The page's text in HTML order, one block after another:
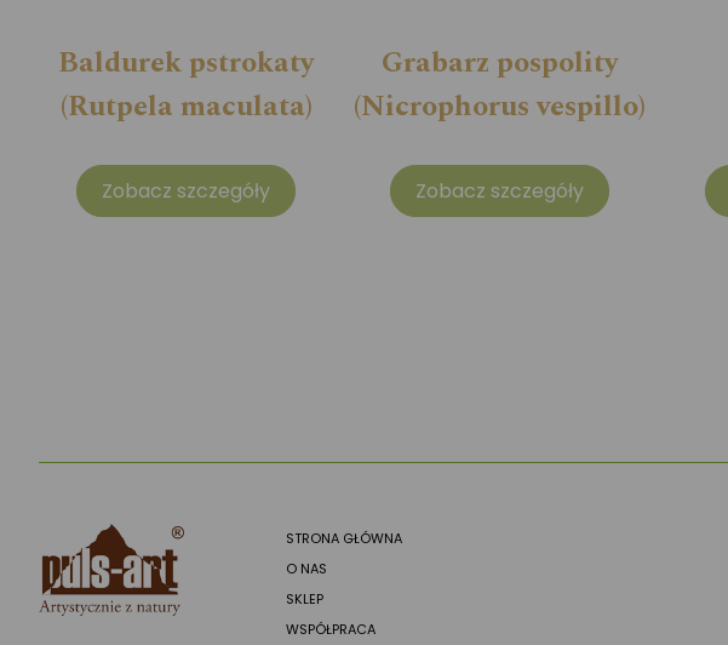
Baldurek pstrokaty
(Rutpela maculata)
Zobacz szczegóły
Grabarz pospolity
(Nicrophorus vespillo)
Zobacz szczegóły
STRONA GŁÓWNA
O NAS
SKLEP
WSPÓŁPRACA